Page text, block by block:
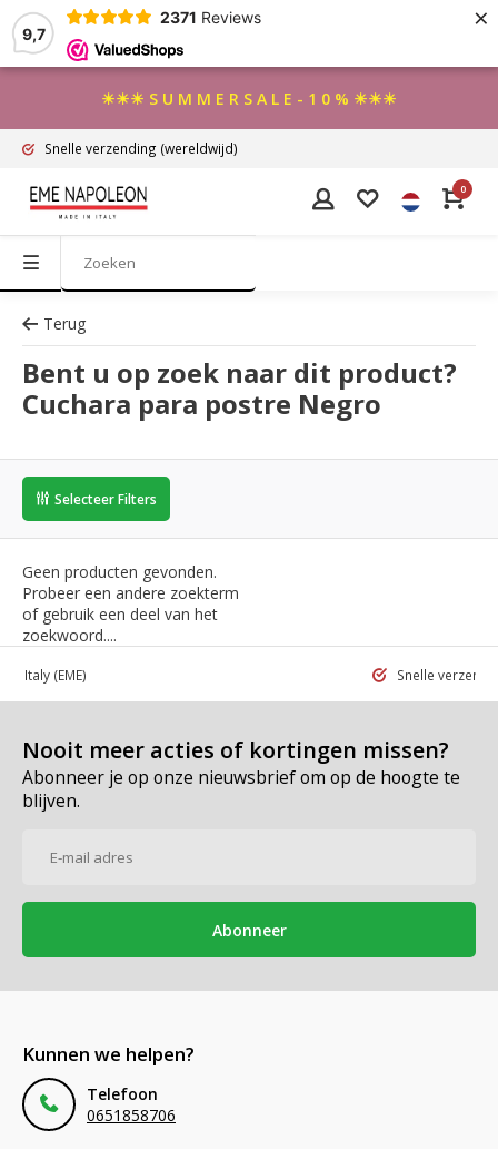
9,7
2371 Reviews ×
☀☀☀ S U M M E R S A L E - 1 0 % ☀☀☀
Snelle verzending (wereldwijd)
0
Terug
Bent u op zoek naar dit product?
Cuchara para postre Negro
Selecteer Filters
Geen producten gevonden.
Probeer een andere zoekterm
of gebruik een deel van het
zoekwoord....
in Italy (EME) Snelle
Nooit meer acties of kortingen missen?
Abonneer je op onze nieuwsbrief om op de hoogte te
blijven.
Abonneer
Kunnen we helpen?
Telefoon
0651858706